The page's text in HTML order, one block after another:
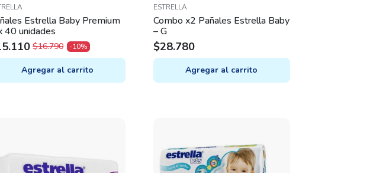
Estrella Baby Premium
40 unidades
$16.790 -10%
Agregar al carrito
ESTRELLA
Combo x2 Pañales Estrella Baby
– G
$28.780
Agregar al carrito